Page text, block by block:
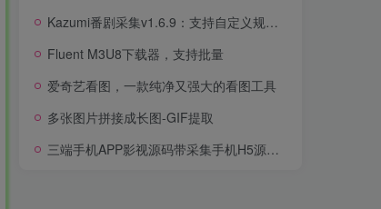
Kazumi番剧采集v1.6.9：支持自定义规则+在线观看+弹幕，跨平台下载
Fluent M3U8下载器，支持批量
爱奇艺看图，一款纯净又强大的看图工具
多张图片拼接成长图-GIF提取
三端手机APP影视源码带采集手机H5源码带VIP卡密功能